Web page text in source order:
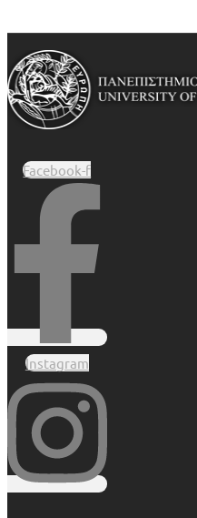
Facebook-f
Instagram